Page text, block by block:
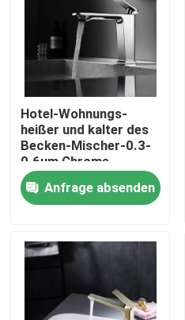
Produkte
Videos
Waschtischarmatur aus
Edelstahl-Bad-Hahn
Einhebelbecken-Mischer
Heißer und kalter Becken-
Hotel-Wohnungs-
heißer und kalter des
Becken-Mischer-0.3-
0.6um Chrome
Überzug
Anfrage absenden